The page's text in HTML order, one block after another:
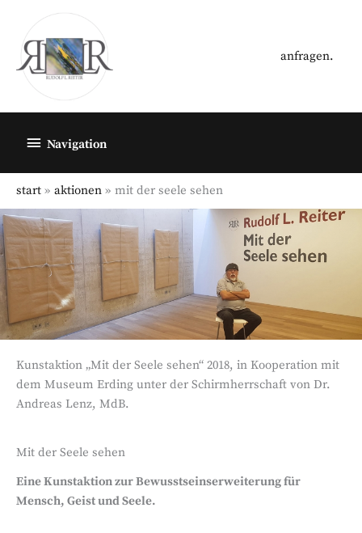
springen
anfragen.
Navigation
start aktionen mit der seele sehen
Kunstaktion „Mit der Seele sehen“ 2018, in Kooperation mit
dem Museum Erding unter der Schirmherrschaft von Dr.
Andreas Lenz, MdB.
Mit der Seele sehen
Eine Kunstaktion zur Bewusstseinserweiterung für
Mensch, Geist und Seele.